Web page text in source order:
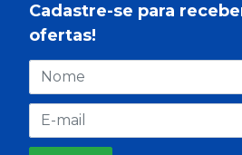
Cadastre-se para
ofertas!